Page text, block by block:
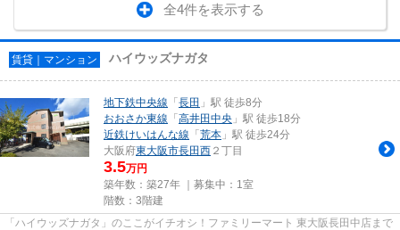
全4件を表示する
賃貸｜マンション ハイウッズナガタ
地下鉄中央線 「長田 」駅 徒歩8分
おおさか東線 「高井田中央 」駅 徒歩18分
近鉄けいはんな線 「荒本 」駅 徒歩24分
大阪府東大阪市長田西 ２丁目
3.5万円
築年数：築27年 ｜募集中： 1室
階数：3階建
「ハイウッズナガタ」のここがイチオシ！ファミリーマート 東大阪長田中店まで